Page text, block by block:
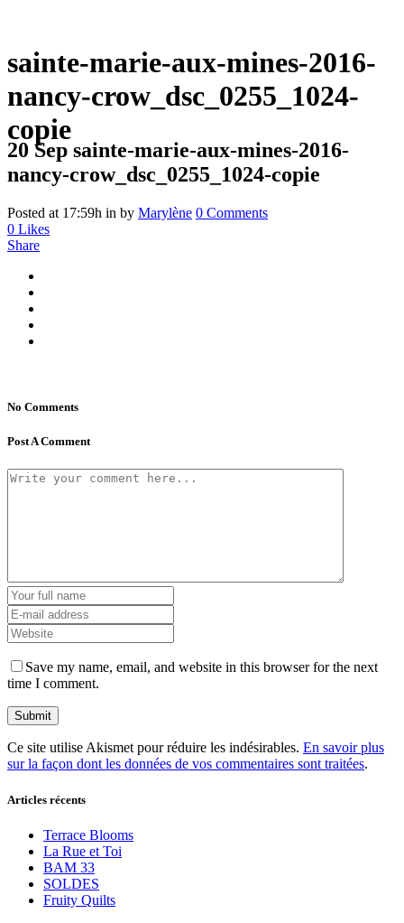
sainte-marie-aux-mines-2016-
nancy-crow_dsc_0255_1024-
copie
20 Sep sainte-marie-aux-mines-2016-
nancy-crow_dsc_0255_1024-copie
Posted at 17:59h in by Marylène 0 Comments
0 Likes
Share
No Comments
Post A Comment
Save my name, email, and website in this browser for the next
time I comment.
Ce site utilise Akismet pour réduire les indésirables. En savoir plus
sur la façon dont les données de vos commentaires sont traitées.
Articles récents
Terrace Blooms
La Rue et Toi
BAM 33
SOLDES
Fruity Quilts